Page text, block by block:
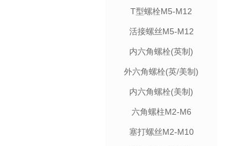
T型螺栓M5-M12
活接螺丝M5-M12
内六角螺栓(英制)
外六角螺栓(英/美制)
内六角螺栓(美制)
六角螺柱M2-M6
塞打螺丝M2-M10